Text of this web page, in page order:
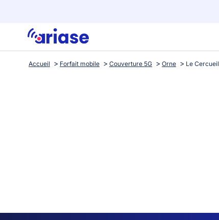
Accueil Forfait mobile Couverture 5G Orne Le Cercueil